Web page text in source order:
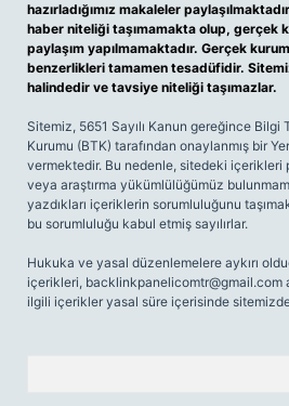
hazırladığımız makaleler
haber niteliği taşımamakta olup, gerçek
paylaşım yapılmamaktadır. Gerçek
benzerlikleri tamamen tesadüfidir.
halindedir ve tavsiye niteliği taşımazlar.
Sitemiz, 5651 Sayılı Kanun gereğince
Kurumu (BTK) tarafından onaylanmış bir
vermektedir. Bu nedenle, sitedeki
veya araştırma yükümlülüğümüz
yazdıkları içeriklerin sorumluluğunu
bu sorumluluğu kabul etmiş sayılırlar.
Hukuka ve yasal düzenlemelere aykırı
içerikleri, backlinkpanelicomtr@gmail.com
ilgili içerikler yasal süre içerisinde